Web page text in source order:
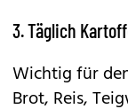
3. Täglich
Wichtig für
Brot, Reis,